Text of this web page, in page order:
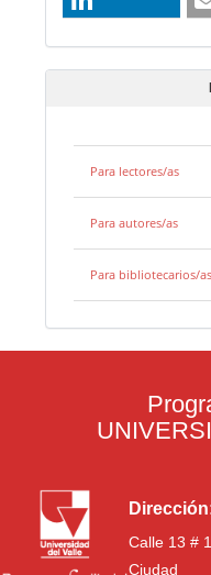
Para lectores/as
Para autores/as
Para bibliotecarios/as
Calle 13 #
Ciudad